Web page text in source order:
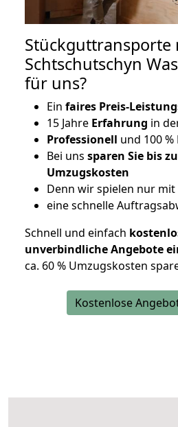
Stückguttransporte
Schtschutschyn
für uns?
Ein faires Preis-
15 Jahre Erfahrung in
Professionell und 100
Bei uns sparen Sie bis
Umzugskosten
Denn wir spielen nur
eine schnelle
Schnell und einfach
unverbindliche Angebote
ca. 60 % Umzugskosten
Kostenlose